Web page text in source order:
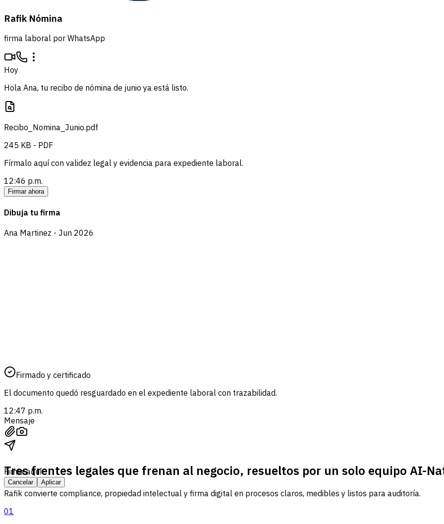
Rafik Nómina
firma laboral por WhatsApp
Hoy
Hola Ana, tu recibo de nómina de junio ya está listo.
Recibo_Nomina_Junio.pdf
245 KB - PDF
Fírmalo aquí con validez legal y evidencia para expediente laboral.
12:46 p.m.
Firmar ahora
Dibuja tu firma
Ana Martinez - Jun 2026
Firma aquí
Cancelar Aplicar
Firmado y certificado
El documento quedó resguardado en el expediente laboral con trazabilidad.
12:47 p.m.
Mensaje
Tres frentes legales que frenan al negocio, resueltos por un solo equipo AI-
Rafik convierte compliance, propiedad intelectual y firma digital en procesos claros, medibles y listos para auditoría.
01